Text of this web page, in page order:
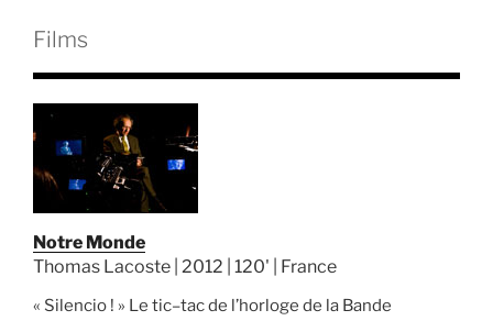
Films
Notre Monde
Thomas Lacoste | 2012 | 120' | France
« Silencio ! » Le tic–tac de l’horloge de la Bande